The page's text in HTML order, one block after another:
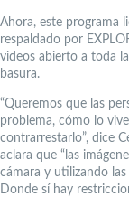
Ahora, este programa
respaldado por
videos abierto a toda
basura.
“Queremos que las
problema, cómo lo
contrarrestarlo”, dice
aclara que “las
cámara y utilizando
Donde sí hay